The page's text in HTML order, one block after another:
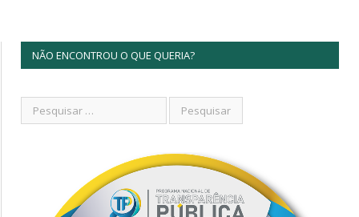
NÃO ENCONTROU O QUE QUERIA?